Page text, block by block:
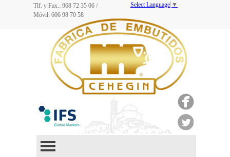
Select Language ▼
Tlf. y Fax.: 968 72 35 06 /
Móvil: 606 98 70 58